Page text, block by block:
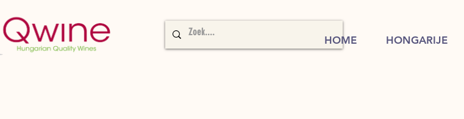
HOME HONGARIJE